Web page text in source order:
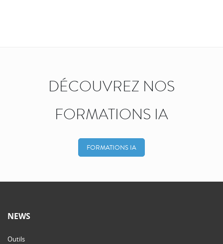
DÉCOUVREZ NOS
FORMATIONS IA
FORMATIONS IA
NEWS
Outils